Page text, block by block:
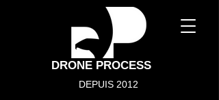
DRONE PROCESS
DEPUIS 2012